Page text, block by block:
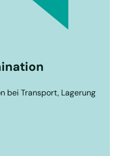
bei Transport, Lagerung